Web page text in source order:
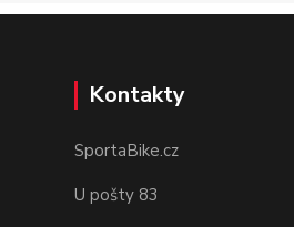
Kontakty
SportaBike.cz
U pošty 83